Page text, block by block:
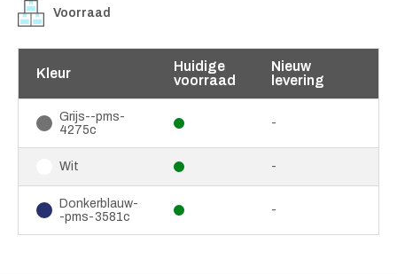
Voorraad
Kleur
Huidige
voorraad
Nieuw
levering
Grijs--pms-
4275c
-
Wit -
Donkerblauw-
-pms-3581c
-